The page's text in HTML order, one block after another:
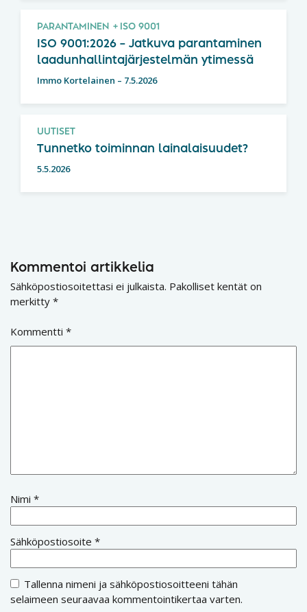
PARANTAMINEN ISO 9001
ISO 9001:2026 – Jatkuva parantaminen
laadunhallintajärjestelmän ytimessä
Immo Kortelainen – 7.5.2026
UUTISET
Tunnetko toiminnan lainalaisuudet?
5.5.2026
Kommentoi artikkelia
Sähköpostiosoitettasi ei julkaista. Pakolliset kentät on
merkitty *
Kommentti *
Nimi *
Sähköpostiosoite *
Tallenna nimeni ja sähköpostiosoitteeni tähän
selaimeen seuraavaa kommentointikertaa varten.